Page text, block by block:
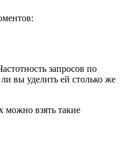
запросов по
вы уделить ей столько же
можно взять такие